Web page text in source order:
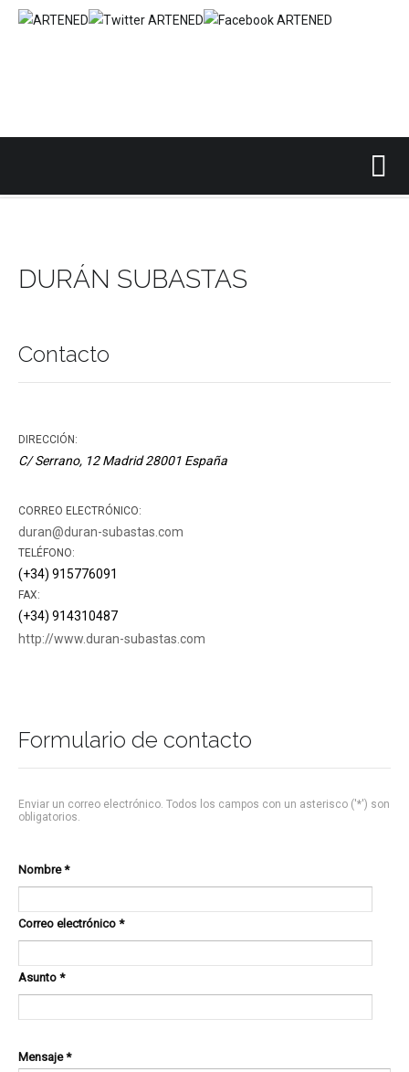
DURÁN SUBASTAS
Contacto
DIRECCIÓN:
C/ Serrano, 12Madrid28001 España
CORREO ELECTRÓNICO:
duran@duran-subastas.com
TELÉFONO:
(+34) 915776091
FAX:
(+34) 914310487
http://www.duran-subastas.com
Formulario de contacto
Enviar un correo electrónico. Todos los campos con un asterisco ('*') son
obligatorios.
Nombre*
Correo electrónico *
Asunto *
Mensaje*